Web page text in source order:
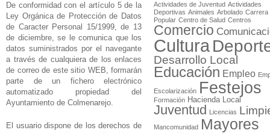
De conformidad con el artículo 5 de la
Ley Orgánica de Protección de Datos
de Caracter Personal 15/1999, de 13
de diciembre, se le comunica que los
datos suministrados por el navegante
a través de cualquiera de los enlaces
de correo de este sitio WEB, formarán
parte de un fichero electrónico
automatizado propiedad del
Ayuntamiento de Colmenarejo.
El usuario dispone de los derechos de
Actividades de Juventud Actividades
Deportivas Animales Arbolado Carrera
Popular Centro de Salud Centros
Comercio
Cultura
Desarrollo Local
Educación Empleo
Escolarización Festejos
Formación Hacienda Local
Juventud Licencias
Mancomunidad Mayores